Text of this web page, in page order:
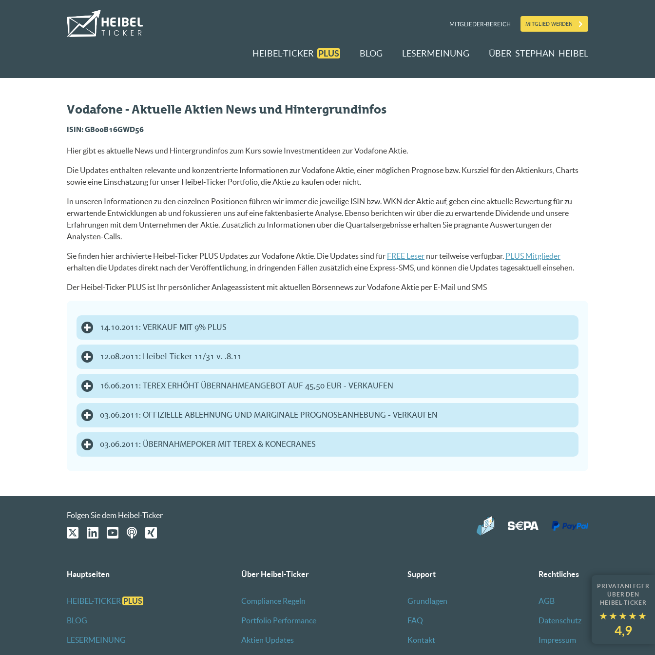
MITGLIEDER-BEREICH MITGLIED WERDEN
HEIBEL-TICKER PLUS BLOG LESERMEINUNG ÜBER STEPHAN HEIBEL
PRIVATANLEGER
ÜBER DEN
HEIBEL-TICKER
★★★★★
★★★★★
4,9
Vodafone - Aktuelle Aktien News und Hintergrundinfos
ISIN: GB00B16GWD56
Hier gibt es aktuelle News und Hintergrundinfos zum Kurs sowie Investmentideen zur Vodafone Aktie.
Die Updates enthalten relevante und konzentrierte Informationen zur Vodafone Aktie, einer möglichen Prognose bzw. Kursziel für den Aktienkurs, Charts
sowie eine Einschätzung für unser Heibel-Ticker Portfolio, die Aktie zu kaufen oder nicht.
In unseren Informationen zu den einzelnen Positionen führen wir immer die jeweilige ISIN bzw. WKN der Aktie auf, geben eine aktuelle Bewertung für zu
erwartende Entwicklungen ab und fokussieren uns auf eine faktenbasierte Analyse. Ebenso berichten wir über die zu erwartende Dividende und unsere
Erfahrungen mit dem Unternehmen der Aktie. Zusätzlich zu Informationen über die Quartalsergebnisse erhalten Sie prägnante Auswertungen der
Analysten-Calls.
Sie finden hier archivierte Heibel-Ticker PLUS Updates zur Vodafone Aktie. Die Updates sind für FREE Leser nur teilweise verfügbar. PLUS Mitglieder
erhalten die Updates direkt nach der Veröffentlichung, in dringenden Fällen zusätzlich eine Express-SMS, und können die Updates tagesaktuell einsehen.
Der Heibel-Ticker PLUS ist Ihr persönlicher Anlageassistent mit aktuellen Börsennews zur Vodafone Aktie per E-Mail und SMS
14.10.2011: VERKAUF MIT 9% PLUS
12.08.2011: Heibel-Ticker 11/31 v. .8.11
16.06.2011: TEREX ERHÖHT ÜBERNAHMEANGEBOT AUF 45,50 EUR - VERKAUFEN
03.06.2011: OFFIZIELLE ABLEHNUNG UND MARGINALE PROGNOSEANHEBUNG - VERKAUFEN
03.06.2011: ÜBERNAHMEPOKER MIT TEREX & KONECRANES
Folgen Sie dem Heibel-Ticker
Hauptseiten
HEIBEL-TICKER PLUS
BLOG
LESERMEINUNG
Über Heibel-Ticker
Compliance Regeln
Portfolio Performance
Aktien Updates
Support
Grundlagen
FAQ
Kontakt
Rechtliches
AGB
Datenschutz
Impressum